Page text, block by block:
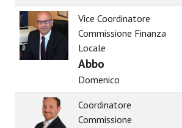
Vice Coordinatore
Commissione Finanza
Locale
Abbo
Domenico
Coordinatore
Commissione